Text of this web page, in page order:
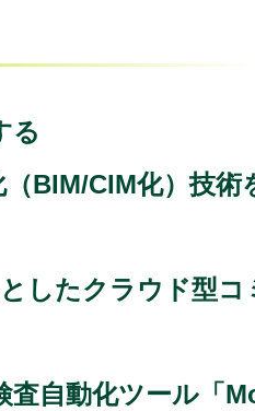
る
BIM/CIM化）技
したクラウド型
自動化ツール「